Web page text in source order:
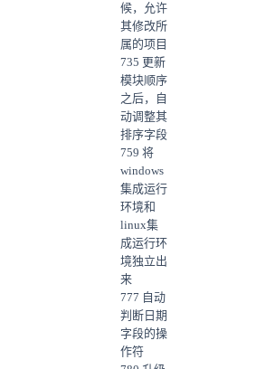
候，允许
其修改所
属的项目
735 更新
模块顺序
之后，自
动调整其
排序字段
759 将
windows
集成运行
环境和
linux集
成运行环
境独立出
来
777 自动
判断日期
字段的操
作符